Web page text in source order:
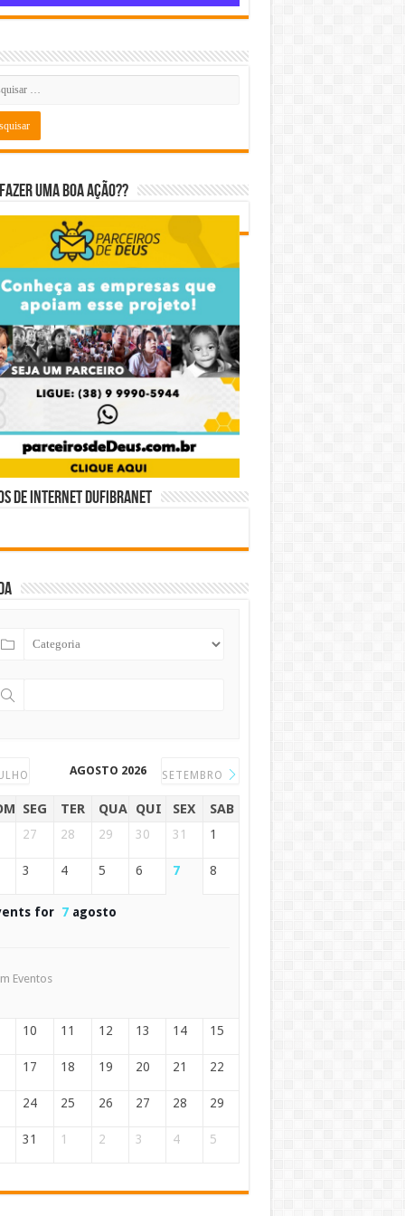
uma boa ação??
de internet DUFIBRANET
AGOSTO 2026 SETEMBRO
SEG TER QUA QUI SEX SAB
27 28 29 30 31 1
3 4 5 6 7 8
for 7agosto
Eventos
10 11 12 13 14 15
17 18 19 20 21 22
24 25 26 27 28 29
31 1 2 3 4 5